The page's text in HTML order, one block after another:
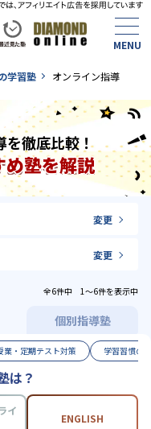
学習塾 オンライン指導
を徹底比較！
め塾を解説
変更
変更
全6件中 1〜6件を表示中
個別指導塾
業・定期テスト対策 学習習慣の
は？
イ
ENGLISH